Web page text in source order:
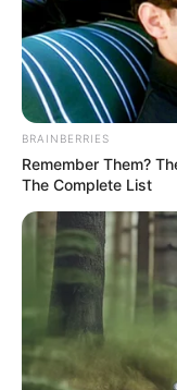
BRAINBERRIES
Remember Them?
The Complete List